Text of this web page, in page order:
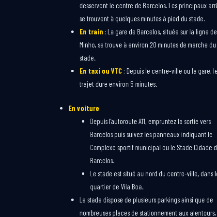
desservent le centre de Barcelos. Les principaux
se trouvent à quelques minutes à pied du stade.
En train : La gare de Barcelos, située sur la ligne de
Minho, se trouve à environ 20 minutes de marche du
stade.
En taxi ou VTC : Depuis le centre-ville ou la gare, le
trajet dure environ 5 minutes.
En voiture:
Depuis l’autoroute A11, empruntez la sortie vers
Barcelos puis suivez les panneaux indiquant le
Complexe sportif municipal ou le Stade Cidade
Barcelos.
Le stade est situé au nord du centre-ville, dans
quartier de Vila Boa.
Le stade dispose de plusieurs parkings ainsi que de
nombreuses places de stationnement aux alentours,